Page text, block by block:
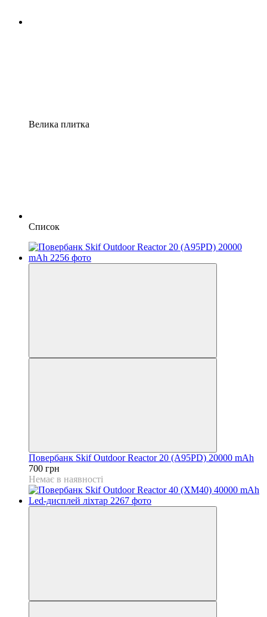
Велика плитка
Список
Повербанк Skif Outdoor Reactor 20 (A95PD) 20000 mAh
700 грн
Немає в наявності